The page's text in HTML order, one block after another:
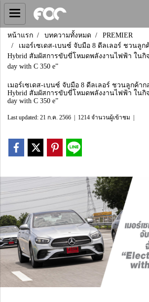
หน้าแรก บทความทั้งหมด
PREMIER
เมอร์เซเดส-เบนซ์ จับมือ 8 ดีลเลอร์ ชวนลูก
Hybrid สัมผัสการขับขี่โหมดพลังงานไฟฟ้า ในกิจ
day with C 350 e”
เมอร์เซเดส-เบนซ์ จับมือ 8 ดีลเลอร์ ชวนลูกค้าก
Hybrid สัมผัสการขับขี่โหมดพลังงานไฟฟ้า ในกิจ
day with C 350 e”
Last updated: 21 ก.ค. 2566 1214 จำนวนผู้เข้าชม